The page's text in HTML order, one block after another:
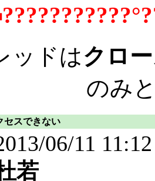
ッドはクロ
のみ
セスできない
06/11 11:12
若